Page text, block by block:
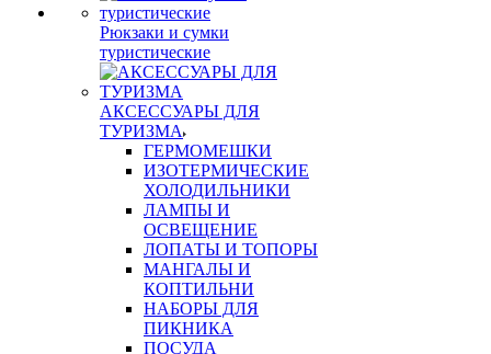
Рюкзаки и сумки
туристические
АКСЕССУАРЫ ДЛЯ
ТУРИЗМА
ГЕРМОМЕШКИ
ИЗОТЕРМИЧЕСКИЕ
ХОЛОДИЛЬНИКИ
ЛАМПЫ И
ОСВЕЩЕНИЕ
ЛОПАТЫ И ТОПОРЫ
МАНГАЛЫ И
КОПТИЛЬНИ
НАБОРЫ ДЛЯ
ПИКНИКА
ПОСУДА